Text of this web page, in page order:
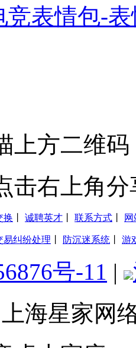
竞表情包-
上方二维码
击右上角分
换 诚聘英才 联系方式
易纠纷处理 防沉迷系统 游
号-11 |
海星家网